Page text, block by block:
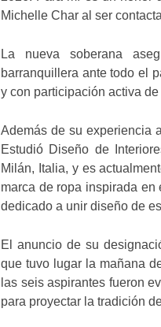
Michelle Char al ser
La nueva soberana
barranquillera ante todo el
y con participación activa
Además de su experiencia
Estudió Diseño de
Milán, Italia, y es
marca de ropa inspirada
dedicado a unir diseño de
El anuncio de su
que tuvo lugar la mañana
las seis aspirantes fueron
para proyectar la tradición